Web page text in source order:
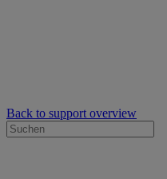
Back to support overview